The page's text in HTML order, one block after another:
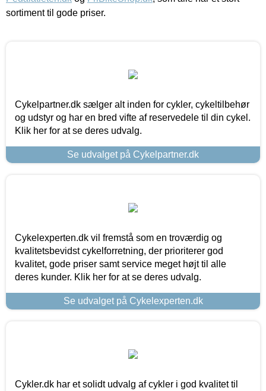
sortiment til gode priser.
Cykelpartner.dk sælger alt inden for cykler, cykeltilbehør
og udstyr og har en bred vifte af reservedele til din cykel.
Klik her for at se deres udvalg.
Se udvalget på Cykelpartner.dk
Cykelexperten.dk vil fremstå som en troværdig og
kvalitetsbevidst cykelforretning, der prioriterer god
kvalitet, gode priser samt service meget højt til alle
deres kunder. Klik her for at se deres udvalg.
Se udvalget på Cykelexperten.dk
Cykler.dk har et solidt udvalg af cykler i god kvalitet til